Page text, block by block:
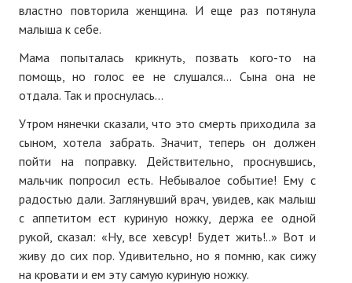
властно повторила женщина. И еще раз потянула
малыша к себе.
Мама попыталась крикнуть, позвать кого-то на
помощь, но голос ее не слушался... Сына она не
отдала. Так и проснулась...
Утром нянечки сказали, что это смерть приходила за
сыном, хотела забрать. Значит, теперь он должен
пойти на поправку. Действительно, проснувшись,
мальчик попросил есть. Небывалое событие! Ему с
радостью дали. Заглянувший врач, увидев, как малыш
с аппетитом ест куриную ножку, держа ее одной
рукой, сказал: «Ну, все хевсур! Будет жить!..» Вот и
живу до сих пор. Удивительно, но я помню, как сижу
на кровати и ем эту самую куриную ножку.